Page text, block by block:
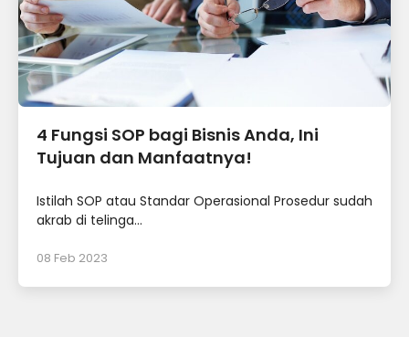
4 Fungsi SOP bagi Bisnis Anda, Ini
Tujuan dan Manfaatnya!
Istilah SOP atau Standar Operasional Prosedur sudah
akrab di telinga...
08 Feb 2023